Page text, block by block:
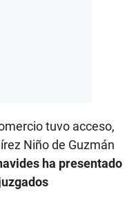
tuvo acceso,
Niño de Guzmán
ha presentado